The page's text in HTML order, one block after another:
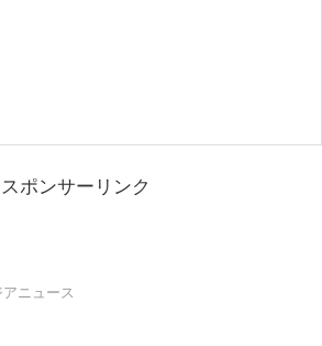
スポンサーリンク
ニュース